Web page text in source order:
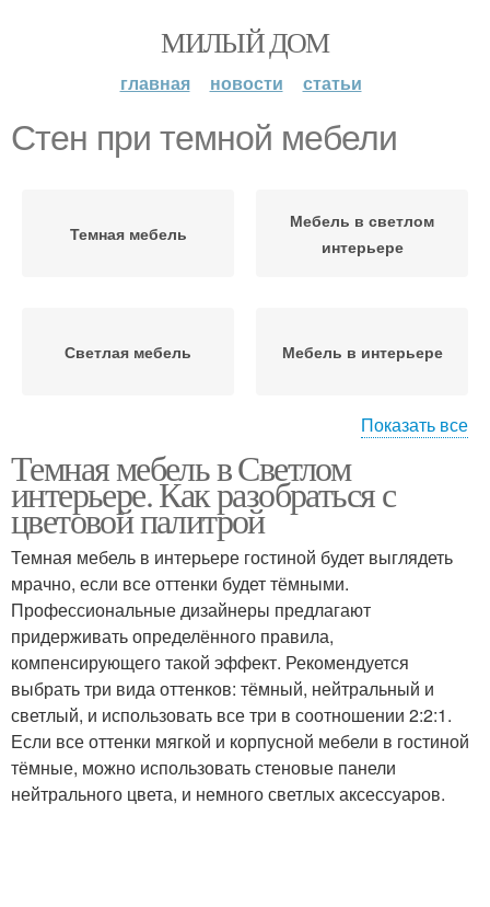
МИЛЫЙ ДОМ
главная новости статьи
Стен при темной мебели
Темная мебель
Мебель в светлом
интерьере
Светлая мебель Мебель в интерьере
Темные комбинации Мебель в спальне
Серые стены Мебель в маленькой
Массивная мебель
Показать все
Темная мебель в Светлом
интерьере. Как разобраться с
цветовой палитрой
Темная мебель в интерьере гостиной будет выглядеть
мрачно, если все оттенки будет тёмными.
Профессиональные дизайнеры предлагают
придерживать определённого правила,
компенсирующего такой эффект. Рекомендуется
выбрать три вида оттенков: тёмный, нейтральный и
светлый, и использовать все три в соотношении 2:2:1.
Если все оттенки мягкой и корпусной мебели в гостиной
тёмные, можно использовать стеновые панели
нейтрального цвета, и немного светлых аксессуаров.